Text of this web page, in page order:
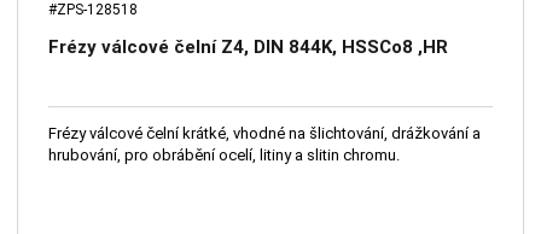
#ZPS-128518
Frézy válcové čelní Z4, DIN 844K, HSSCo8 ,HR
Frézy válcové čelní krátké, vhodné na šlichtování, drážkování a
hrubování, pro obrábění ocelí, litiny a slitin chromu.